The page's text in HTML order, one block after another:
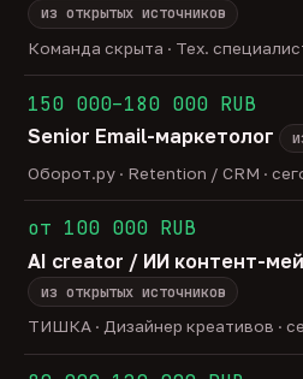
из открытых источников
Команда скрыта · Тех.
150 000–180 000 RUB
Senior Email-маркетолог
Оборот.ру · Retention / CRM ·
от 100 000 RUB
AI creator / ИИ контент-
из открытых источников
ТИШКА · Дизайнер креативов ·